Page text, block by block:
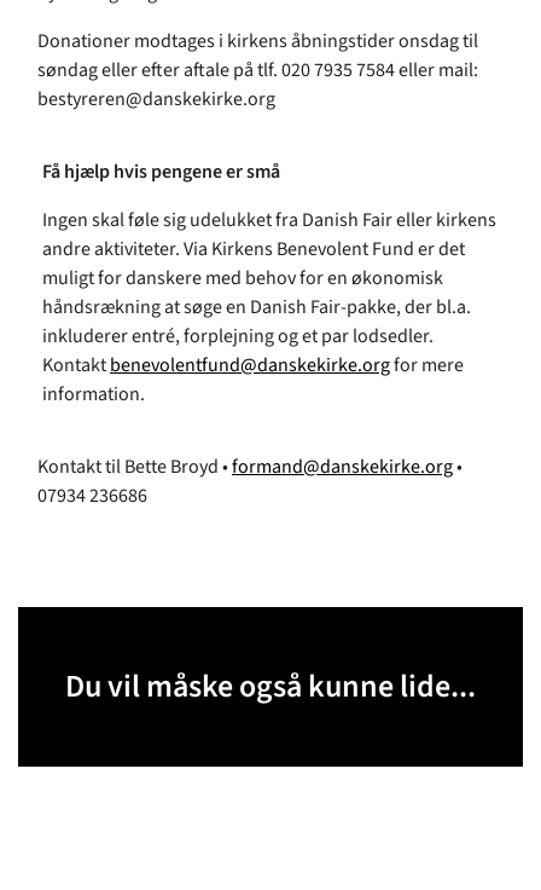
Donationer modtages i kirkens åbningstider onsdag til
søndag eller efter aftale på tlf. 020 7935 7584 eller mail:
bestyreren@danskekirke.org
Få hjælp hvis pengene er små
Ingen skal føle sig udelukket fra Danish Fair eller kirkens
andre aktiviteter. Via Kirkens Benevolent Fund er det
muligt for danskere med behov for en økonomisk
håndsrækning at søge en Danish Fair-pakke, der bl.a.
inkluderer entré, forplejning og et par lodsedler.
Kontaktbenevolentfund@danskekirke.orgfor mere
information.
Kontakt til Bette Broyd •formand@danskekirke.org•
07934 236686
Du vil måske også kunne lide...